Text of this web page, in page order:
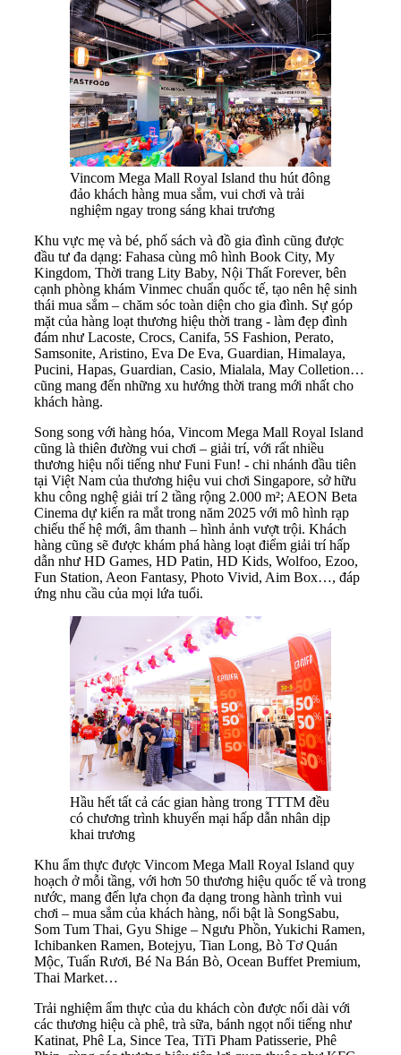
Vincom Mega Mall Royal Island thu hút đông
đảo khách hàng mua sắm, vui chơi và trải
nghiệm ngay trong sáng khai trương
Khu vực mẹ và bé, phố sách và đồ gia đình cũng được
đầu tư đa dạng: Fahasa cùng mô hình Book City, My
Kingdom, Thời trang Lity Baby, Nội Thất Forever, bên
cạnh phòng khám Vinmec chuẩn quốc tế, tạo nên hệ sinh
thái mua sắm – chăm sóc toàn diện cho gia đình. Sự góp
mặt của hàng loạt thương hiệu thời trang - làm đẹp đình
đám như Lacoste, Crocs, Canifa, 5S Fashion, Perato,
Samsonite, Aristino, Eva De Eva, Guardian, Himalaya,
Pucini, Hapas, Guardian, Casio, Mialala, May Colletion…
cũng mang đến những xu hướng thời trang mới nhất cho
khách hàng.
Song song với hàng hóa, Vincom Mega Mall Royal Island
cũng là thiên đường vui chơi – giải trí, với rất nhiều
thương hiệu nổi tiếng như Funi Fun! - chi nhánh đầu tiên
tại Việt Nam của thương hiệu vui chơi Singapore, sở hữu
khu công nghệ giải trí 2 tầng rộng 2.000 m²; AEON Beta
Cinema dự kiến ra mắt trong năm 2025 với mô hình rạp
chiếu thế hệ mới, âm thanh – hình ảnh vượt trội. Khách
hàng cũng sẽ được khám phá hàng loạt điểm giải trí hấp
dẫn như HD Games, HD Patin, HD Kids, Wolfoo, Ezoo,
Fun Station, Aeon Fantasy, Photo Vivid, Aim Box…, đáp
ứng nhu cầu của mọi lứa tuổi.
Hầu hết tất cả các gian hàng trong TTTM đều
có chương trình khuyến mại hấp dẫn nhân dịp
khai trương
Khu ẩm thực được Vincom Mega Mall Royal Island quy
hoạch ở mỗi tầng, với hơn 50 thương hiệu quốc tế và trong
nước, mang đến lựa chọn đa dạng trong hành trình vui
chơi – mua sắm của khách hàng, nổi bật là SongSabu,
Som Tum Thai, Gyu Shige – Ngưu Phồn, Yukichi Ramen,
Ichibanken Ramen, Botejyu, Tian Long, Bò Tơ Quán
Mộc, Tuấn Rươi, Bé Na Bán Bò, Ocean Buffet Premium,
Thai Market…
Trải nghiệm ẩm thực của du khách còn được nối dài với
các thương hiệu cà phê, trà sữa, bánh ngọt nổi tiếng như
Katinat, Phê La, Since Tea, TiTi Pham Patisserie, Phê